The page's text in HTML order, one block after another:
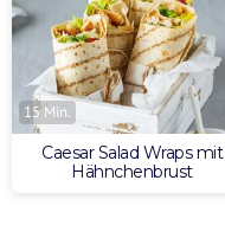
15 Min.
Caesar Salad Wraps mit
Hähnchenbrust